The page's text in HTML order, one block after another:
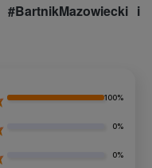
#BartnikMazowiecki i
100%
0%
0%